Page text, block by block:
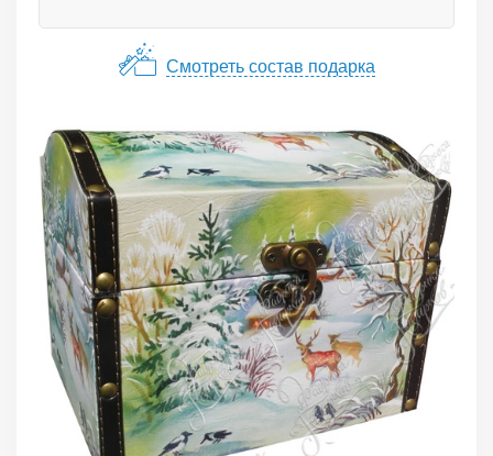
Смотреть состав подарка